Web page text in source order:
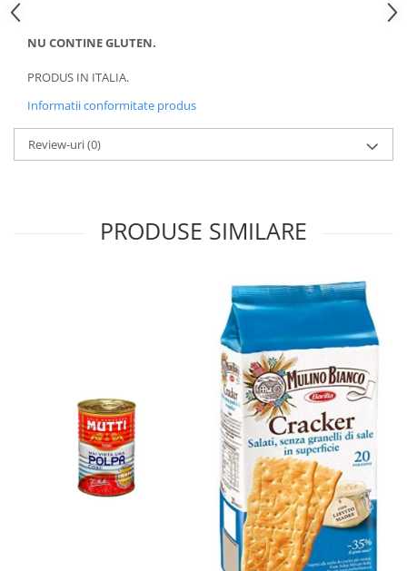
NU CONTINE GLUTEN.
PRODUS IN ITALIA.
Informatii conformitate produs
Review-uri(0)
PRODUSE SIMILARE